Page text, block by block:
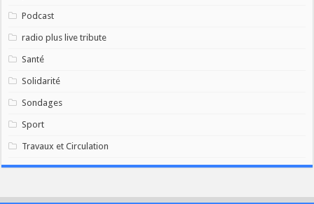
Podcast
radio plus live tribute
Santé
Solidarité
Sondages
Sport
Travaux et Circulation